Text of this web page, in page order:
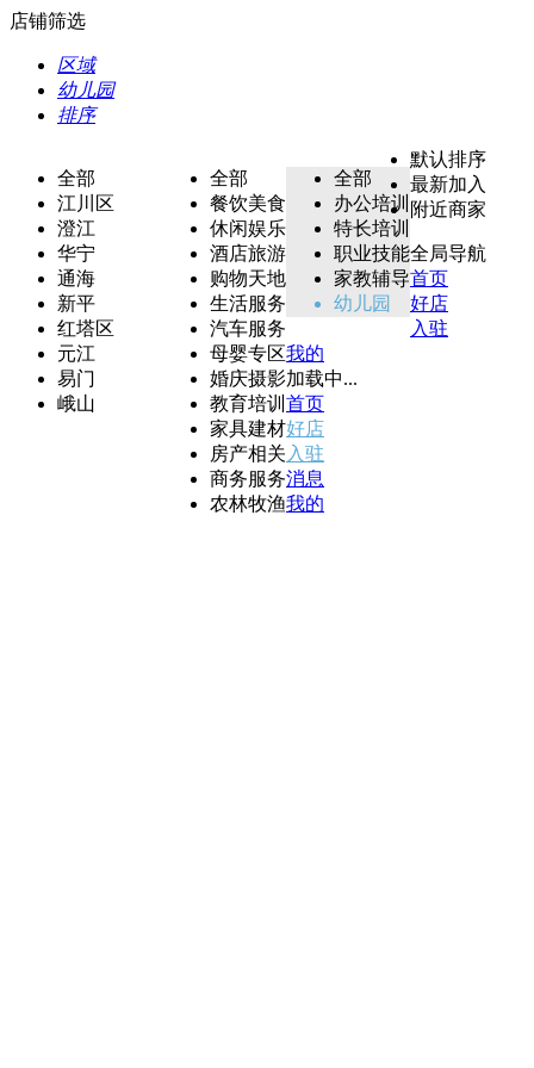
店铺筛选
区域
幼儿园
排序
全部
江川区
澄江
华宁
通海
新平
红塔区
元江
易门
峨山
全部
餐饮美食
休闲娱乐
酒店旅游
购物天地
生活服务
汽车服务
母婴专区
婚庆摄影
教育培训
家具建材
房产相关
商务服务
农林牧渔
全部
办公培训
特长培训
职业技能
家教辅导
幼儿园
默认排序
最新加入
附近商家
全局导航
首页
好店
入驻
我的
加载中...
首页
好店
入驻
消息
我的